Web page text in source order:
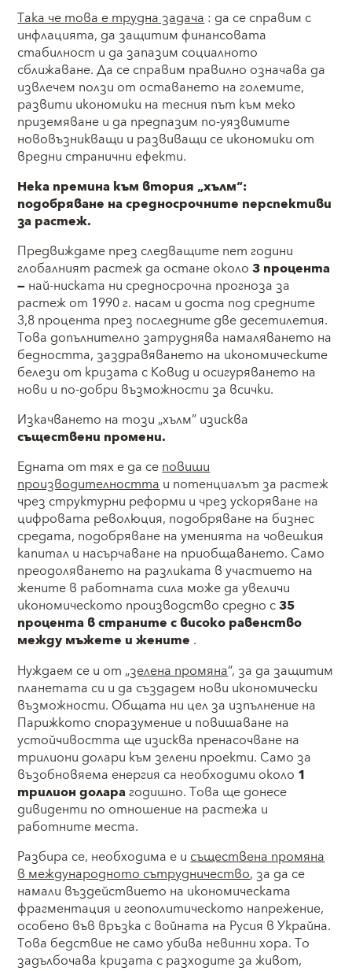
Така че това е трудна задача: да се справим с
инфлацията, да защитим финансовата
стабилност и да запазим социалното
сближаване. Да се справим правилно означава да
извлечем ползи от оставането на големите,
развити икономики на тесния път към меко
приземяване и да предпазим по-уязвимите
нововъзникващи и развиващи се икономики от
вредни странични ефекти.
Нека премина към втория „хълм“:
подобряване на средносрочните перспективи
за растеж.
Предвиждаме през следващите пет години
глобалният растеж да остане около3 процента
—най-ниската ни средносрочна прогноза за
растеж от 1990 г. насам и доста под средните
3,8 процента през последните две десетилетия.
Това допълнително затруднява намаляването на
бедността, заздравяването на икономическите
белези от кризата с Ковид и осигуряването на
нови и по-добри възможности за всички.
Изкачването на този „хълм” изисква
съществени промени.
Едната от тях е да сеповиши
производителносттаи потенциалът за растеж
чрез структурни реформи и чрез ускоряване на
цифровата революция, подобряване на бизнес
средата, подобряване на уменията на човешкия
капитал и насърчаване на приобщаването. Само
преодоляването на разликата в участието на
жените в работната сила може да увеличи
икономическото производство средно с35
процента в страните с високо равенство
между мъжете и жените .
Нуждаем се и от „зелена промяна“, за да защитим
планетата си и да създадем нови икономически
възможности. Общата ни цел за изпълнение на
Парижкото споразумение и повишаване на
устойчивостта ще изисква пренасочване на
трилиони долари към зелени проекти. Само за
възобновяема енергия са необходими около 1
трилион доларагодишно. Това ще донесе
дивиденти по отношение на растежа и
работните места.
Разбира се, необходима е исъществена промяна
в международното сътрудничество, за да се
намали въздействието на икономическата
фрагментация и геополитическото напрежение,
особено във връзка с войната на Русия в Украйна.
Това бедствие не само убива невинни хора. То
задълбочава кризата с разходите за живот,